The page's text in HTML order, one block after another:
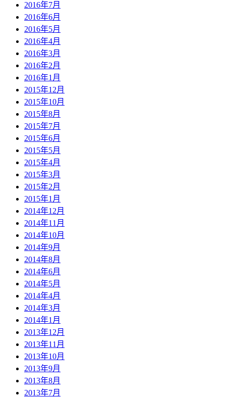
2016年7月
2016年6月
2016年5月
2016年4月
2016年3月
2016年2月
2016年1月
2015年12月
2015年10月
2015年8月
2015年7月
2015年6月
2015年5月
2015年4月
2015年3月
2015年2月
2015年1月
2014年12月
2014年11月
2014年10月
2014年9月
2014年8月
2014年6月
2014年5月
2014年4月
2014年3月
2014年1月
2013年12月
2013年11月
2013年10月
2013年9月
2013年8月
2013年7月